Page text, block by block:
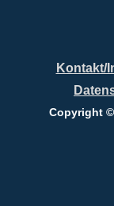
Kontakt/
Copyright ©